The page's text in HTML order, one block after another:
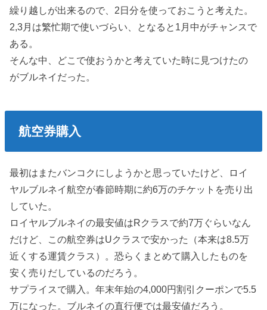
繰り越しが出来るので、2日分を使っておこうと考えた。
2,3月は繁忙期で使いづらい、となると1月中がチャンスで
ある。
そんな中、どこで使おうかと考えていた時に見つけたの
がブルネイだった。
航空券購入
最初はまたバンコクにしようかと思っていたけど、ロイ
ヤルブルネイ航空が春節時期に約6万のチケットを売り出
していた。
ロイヤルブルネイの最安値はRクラスで約7万ぐらいなん
だけど、この航空券はUクラスで安かった（本来は8.5万
近くする運賃クラス）。恐らくまとめて購入したものを
安く売りだしているのだろう。
サプライスで購入。年末年始の4,000円割引クーポンで5.5
万になった。ブルネイの直行便では最安値だろう。